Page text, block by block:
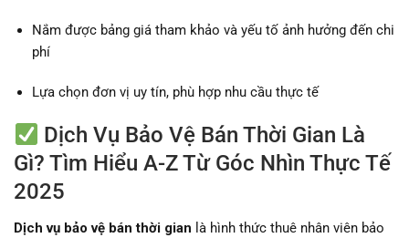
Nắm được bảng giá tham khảo và yếu tố ảnh hưởng đến chi
phí
Lựa chọn đơn vị uy tín, phù hợp nhu cầu thực tế
Dịch Vụ Bảo Vệ Bán Thời Gian Là
Gì? Tìm Hiểu A-Z Từ Góc Nhìn Thực Tế
2025
Dịch vụ bảo vệ bán thời gian là hình thức thuê nhân viên bảo